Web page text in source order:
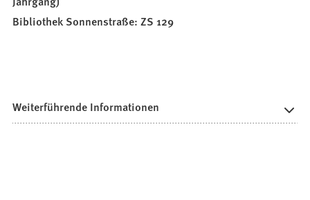
Bibliothek Sonnenstraße: ZS 129
Weiterführende Informationen